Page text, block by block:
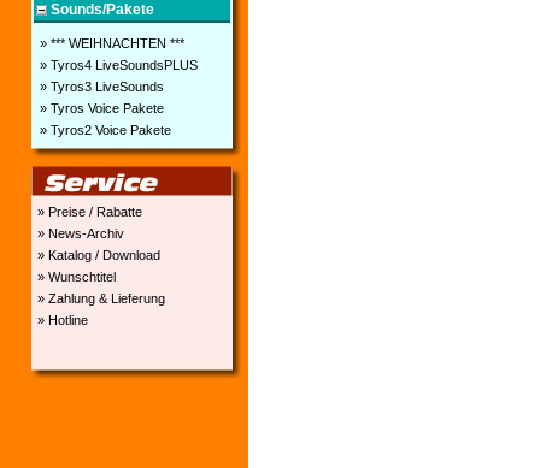
Sounds/Pakete
» *** WEIHNACHTEN ***
» Tyros4 LiveSoundsPLUS
» Tyros3 LiveSounds
» Tyros Voice Pakete
» Tyros2 Voice Pakete
» Preise / Rabatte
» News-Archiv
» Katalog / Download
» Wunschtitel
» Zahlung & Lieferung
» Hotline